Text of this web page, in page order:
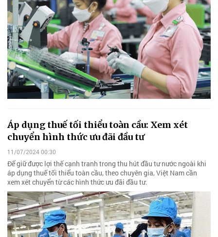
Áp dụng thuế tối thiểu toàn cầu: Xem xét
chuyển hình thức ưu đãi đầu tư
11/07/2024 00:30
Để giữ được lợi thế cạnh tranh trong thu hút đầu tư nước ngoài khi
áp dụng thuế tối thiểu toàn cầu, theo chuyên gia, Việt Nam cần
xem xét chuyển từ các hình thức ưu đãi đầu tư.